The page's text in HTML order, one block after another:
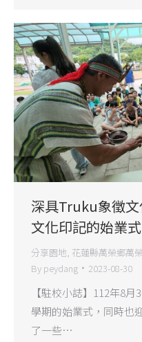
深具Truku象徵
文化印記的始業式
分享園地 花蓮縣萬榮鄉萬
By peydang 2023-08-30
【駐校小誌】112年8
學期的始業式，同時也
了一些…